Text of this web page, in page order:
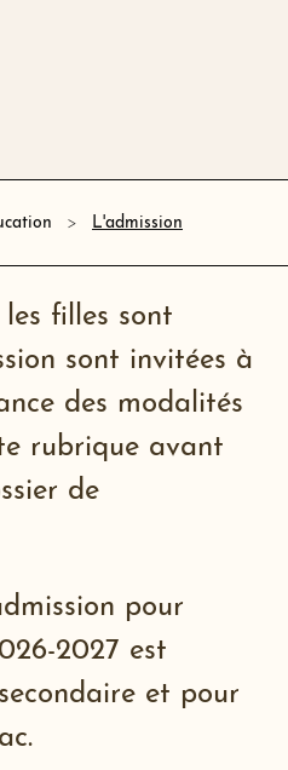
L'admission
filles sont
sont invitées à
des modalités
rubrique avant
de
pour
2027 est
et pour